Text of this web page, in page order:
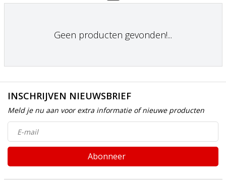
Geen producten gevonden!...
INSCHRIJVEN NIEUWSBRIEF
Meld je nu aan voor extra informatie of nieuwe producten
Abonneer